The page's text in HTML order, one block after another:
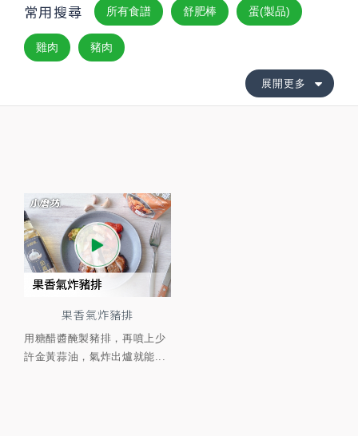
常用搜尋 所有食譜 舒肥棒 蛋(製品)
雞肉 豬肉
展開更多
果香氣炸豬排
用糖醋醬醃製豬排，再噴上少
許金黃蒜油，氣炸出爐就能...